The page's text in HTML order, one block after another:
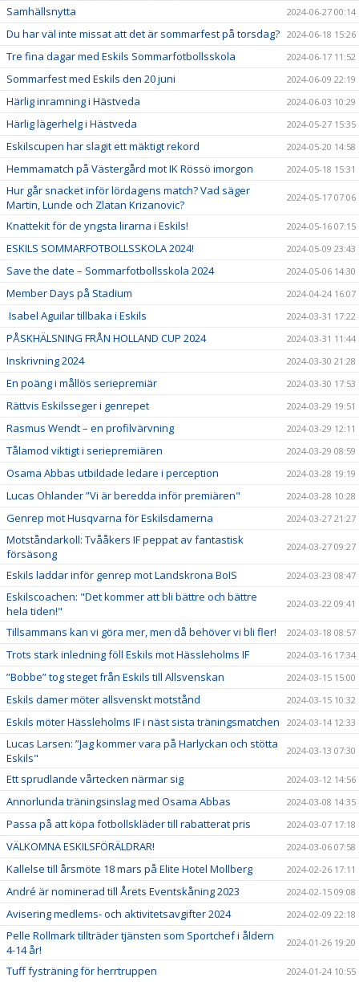
Samhällsnytta 2024-06-27 00:14
Du har väl inte missat att det är sommarfest på torsdag? 2024-06-18 15:26
Tre fina dagar med Eskils Sommarfotbollsskola 2024-06-17 11:52
Sommarfest med Eskils den 20 juni 2024-06-09 22:19
Härlig inramning i Hästveda 2024-06-03 10:29
Härlig lägerhelg i Hästveda 2024-05-27 15:35
Eskilscupen har slagit ett mäktigt rekord 2024-05-20 14:58
Hemmamatch på Västergård mot IK Rössö imorgon 2024-05-18 15:31
Hur går snacket inför lördagens match? Vad säger
Martin, Lunde och Zlatan Krizanovic?
2024-05-17 07:06
Knattekit för de yngsta lirarna i Eskils! 2024-05-16 07:15
ESKILS SOMMARFOTBOLLSSKOLA 2024! 2024-05-09 23:43
Save the date – Sommarfotbollsskola 2024 2024-05-06 14:30
Member Days på Stadium 2024-04-24 16:07
Isabel Aguilar tillbaka i Eskils 2024-03-31 17:22
PÅSKHÄLSNING FRÅN HOLLAND CUP 2024 2024-03-31 11:44
Inskrivning 2024 2024-03-30 21:28
En poäng i mållös seriepremiär 2024-03-30 17:53
Rättvis Eskilsseger i genrepet 2024-03-29 19:51
Rasmus Wendt – en profilvärvning 2024-03-29 12:11
Tålamod viktigt i seriepremiären 2024-03-29 08:59
Osama Abbas utbildade ledare i perception 2024-03-28 19:19
Lucas Ohlander ”Vi är beredda inför premiären" 2024-03-28 10:28
Genrep mot Husqvarna för Eskilsdamerna 2024-03-27 21:27
Motståndarkoll: Tvååkers IF peppat av fantastisk
försäsong
2024-03-27 09:27
Eskils laddar inför genrep mot Landskrona BoIS 2024-03-23 08:47
Eskilscoachen: "Det kommer att bli bättre och bättre
hela tiden!"
2024-03-22 09:41
Tillsammans kan vi göra mer, men då behöver vi bli fler! 2024-03-18 08:57
Trots stark inledning föll Eskils mot Hässleholms IF 2024-03-16 17:34
”Bobbe” tog steget från Eskils till Allsvenskan 2024-03-15 15:00
Eskils damer möter allsvenskt motstånd 2024-03-15 10:32
Eskils möter Hässleholms IF i näst sista träningsmatchen 2024-03-14 12:33
Lucas Larsen: ”Jag kommer vara på Harlyckan och stötta
Eskils"
2024-03-13 07:30
Ett sprudlande vårtecken närmar sig 2024-03-12 14:56
Annorlunda träningsinslag med Osama Abbas 2024-03-08 14:35
Passa på att köpa fotbollskläder till rabatterat pris 2024-03-07 17:18
VÄLKOMNA ESKILSFÖRÄLDRAR! 2024-03-06 07:58
Kallelse till årsmöte 18 mars på Elite Hotel Mollberg 2024-02-26 17:11
André är nominerad till Årets Eventskåning 2023 2024-02-15 09:08
Avisering medlems- och aktivitetsavgifter 2024 2024-02-09 22:18
Pelle Rollmark tillträder tjänsten som Sportchef i åldern
4-14 år!
2024-01-26 19:20
Tuff fysträning för herrtruppen 2024-01-24 10:55